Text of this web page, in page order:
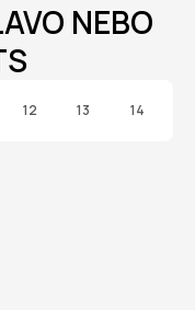
NEBO
12 13 14